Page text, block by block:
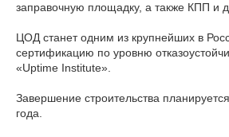
заправочную площадку, а также КПП и
ЦОД станет одним из крупнейших в
сертификацию по уровню
«Uptime Institute».
Завершение строительства
года.